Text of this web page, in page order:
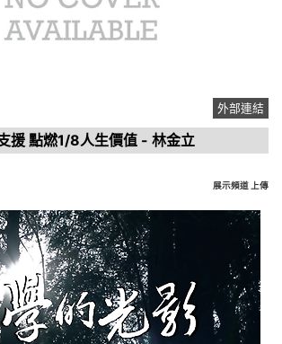
外部連結
援 點燃1/8人生價值 - 林金立
展示頻道 上傳